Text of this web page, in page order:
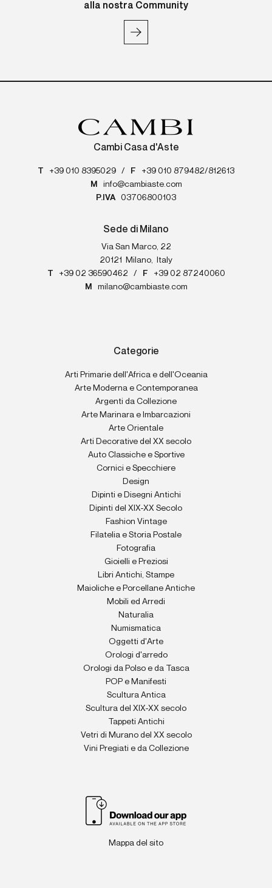
alla nostra Community
Cambi Casa d'Aste
T +39 010 8395029 / F
+39 010 879482/812613
M
info@cambiaste.com
P.IVA
03706800103
Sede di Milano
Via San Marco, 22
20121
Milano,
Italy
T
+39 02 36590462 / F
+39 02 87240060
M
milano@cambiaste.com
Categorie
Arti Primarie dell'Africa e dell'Oceania
Arte Moderna e Contemporanea
Argenti da Collezione
Arte Marinara e Imbarcazioni
Arte Orientale
Arti Decorative del XX secolo
Auto Classiche e Sportive
Cornici e Specchiere
Design
Dipinti e Disegni Antichi
Dipinti del XIX-XX Secolo
Fashion Vintage
Filatelia e Storia Postale
Fotografia
Gioielli e Preziosi
Libri Antichi, Stampe
Maioliche e Porcellane Antiche
Mobili ed Arredi
Naturalia
Numismatica
Oggetti d'Arte
Orologi d'arredo
Orologi da Polso e da Tasca
POP e Manifesti
Scultura Antica
Scultura del XIX-XX secolo
Tappeti Antichi
Vetri di Murano del XX secolo
Vini Pregiati e da Collezione
Mappa del sito